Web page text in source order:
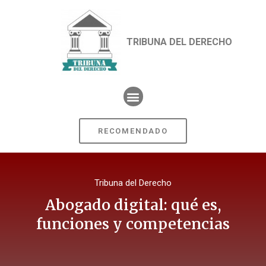
TRIBUNA DEL DERECHO
RECOMENDADO
Tribuna del Derecho
Abogado digital: qué es,
funciones y competencias